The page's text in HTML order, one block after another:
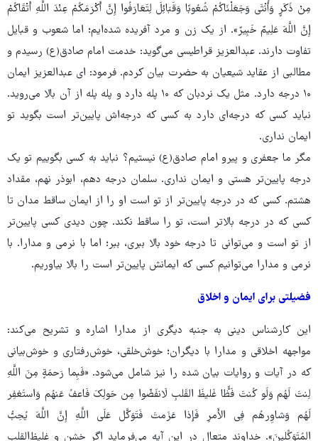
مِنْ ذَکَرٍ وَأُنْثَی وَجَعَلْنَاکُمْ شُعُوبًا وَقَبَائِلَ لِتَعَارَفُوا إِنَّ أَکْرَمَکُمْ عِنْدَ اللَّهِ أَتْقَاکُمْ
إِنَّ اللَّهَ عَلِیمٌ خَبِیرٌ». از یک زن و مرد آفریده شده‌ایم؛ اما شعوب و قبایل
تفاوت دارند. عبدالعزیز قراطیسی می‌گوید: خدمت امام صادق(ع) رسیدم و
مطالبی از عقاید شیعیان به حضرت بیان کردم. فرمود: ای عبدالعزیز ایمان
۱۰ درجه دارد. مثل یک نردبان که ۱۰ پله دارد و پله پله از آن بالا می‌روید.
نباید کسی که درجه‌ای دارد به کسی که درجه‌اش پایین‌تر است بگوید تو
ایمان نداری.
مگر ما جعفری و پیرو امام صادق(ع) نیستیم؟ نباید به کسی بگوییم تو یک
درجه پایین‌تر هستی و ایمان نداری. سلمان درجه دهم، ابوذر نهم، مقداد
هشتم. کسی که در درجه پایین‌تر از تو است او را از ایمان ساقط مدان تا
کسی که در درجه بالاتر است، تو را ساقط نکند. چون دیدی کسی پایین‌تر
از تو است و می‌توانی تا درجه خود بالا ببری، ببر؛ اما با نرمی و مدارا. با
نرمی و مدارا می‌توانیم کسی که ایمانش پایین‌تر است را بالا بیاوریم.
فضیلتی برای ایمان و اخلاق
این کارشناس دینی به جنبه دیگری از مدارا اشاره و تشریح می‌کند:
مواجهه اخلاقی و مدارا با دیگران؛ خوش‌خلقی، خوش‌رفتاری و خوش‌بیانی
که در آیات و روایات بیان شده را نیز شامل می‌شود. «فَبِما رَحمَةٍ مِنَ اللَّهِ
لِنتَ لَهُم وَلَو کُنتَ فَظًّا غَلیظَ القَلبِ لَانفَضّوا مِن حَولِکَ فَاعفُ عَنهُم وَاستَغفِر
لَهُم وَشاوِرهُم فِی الأَمرِ فَإِذا عَزَمتَ فَتَوَکَّل عَلَی اللَّهِ إِنَّ اللَّهَ یُحِبُّ
المُتَوَکِّلینَ». خداوند متعال در این آیه می‌فرماید اگر خشن و غلیظ‌القلب